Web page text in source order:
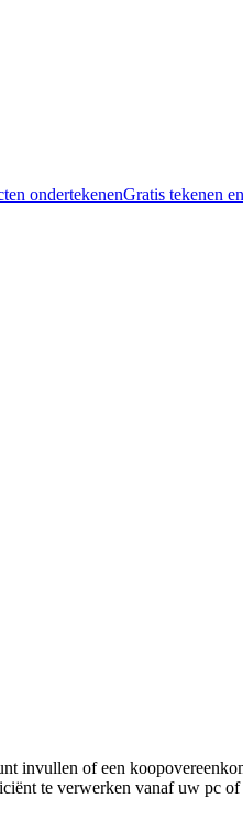
ondertekenenGratis tekenen
invullen of een
te verwerken vanaf uw pc